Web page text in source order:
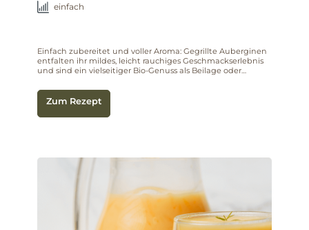
einfach
Einfach zubereitet und voller Aroma: Gegrillte Auberginen
entfalten ihr mildes, leicht rauchiges Geschmackserlebnis
und sind ein vielseitiger Bio-Genuss als Beilage oder
Zum Rezept